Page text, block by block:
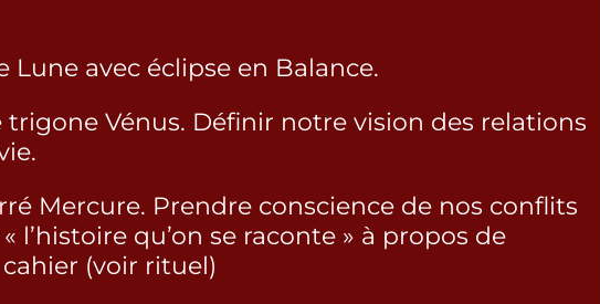
Lune avec éclipse en Balance.
trigone Vénus. Définir notre vision des relations
Mercure. Prendre conscience de nos conflits
l’histoire qu’on se raconte » à propos de
(voir rituel)